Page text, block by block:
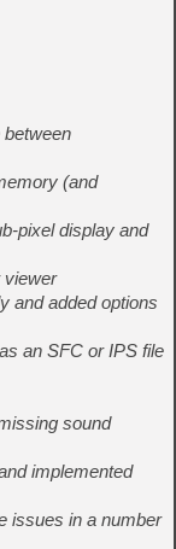
between
(and
pixel display and
viewer
and added options
an SFC or IPS file
sound
implemented
issues in a number